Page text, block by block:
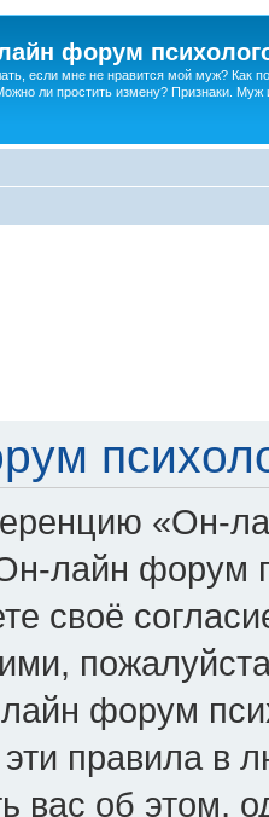
форум
если мне не нравится мой муж? Как
ли простить измену? Признаки. Муж
«Он-
лайн форум
своё
форум
эти правила в
вас об этом,